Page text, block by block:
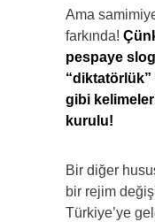
Ama
farkında!
pespaye
“diktatörlük”
gibi
kurulu!
Bir diğer
bir rejim
Türkiye’ye